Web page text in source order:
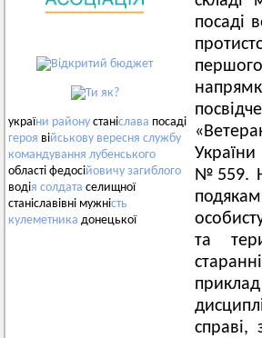
україни району станіслава посаді
героя військову вересня службу
командування лубенського
області федосійовичу загиблого
водія солдата селищної
станіславівні мужність
кулеметника донецької
посаді
України
№559.
та
справі,